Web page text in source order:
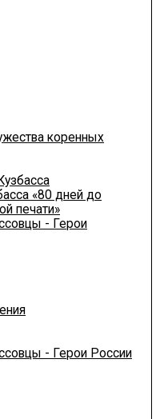
коренных
«80 дней до
печати»
- Герои
- Герои России